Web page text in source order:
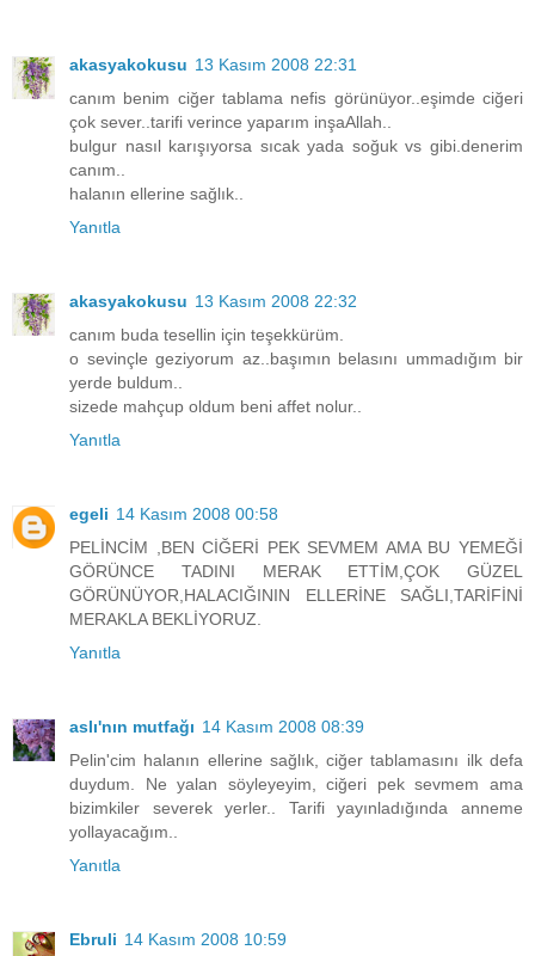
akasyakokusu 13 Kasım 2008 22:31
canım benim ciğer tablama nefis görünüyor..eşimde ciğeri
çok sever..tarifi verince yaparım inşaAllah..
bulgur nasıl karışıyorsa sıcak yada soğuk vs gibi.denerim
canım..
halanın ellerine sağlık..
Yanıtla
akasyakokusu 13 Kasım 2008 22:32
canım buda tesellin için teşekkürüm.
o sevinçle geziyorum az..başımın belasını ummadığım bir
yerde buldum..
sizede mahçup oldum beni affet nolur..
Yanıtla
egeli 14 Kasım 2008 00:58
PELİNCİM ,BEN CİĞERİ PEK SEVMEM AMA BU YEMEĞİ
GÖRÜNCE TADINI MERAK ETTİM,ÇOK GÜZEL
GÖRÜNÜYOR,HALACIĞININ ELLERİNE SAĞLI,TARİFİNİ
MERAKLA BEKLİYORUZ.
Yanıtla
aslı'nın mutfağı 14 Kasım 2008 08:39
Pelin'cim halanın ellerine sağlık, ciğer tablamasını ilk defa
duydum. Ne yalan söyleyeyim, ciğeri pek sevmem ama
bizimkiler severek yerler.. Tarifi yayınladığında anneme
yollayacağım..
Yanıtla
Ebruli 14 Kasım 2008 10:59